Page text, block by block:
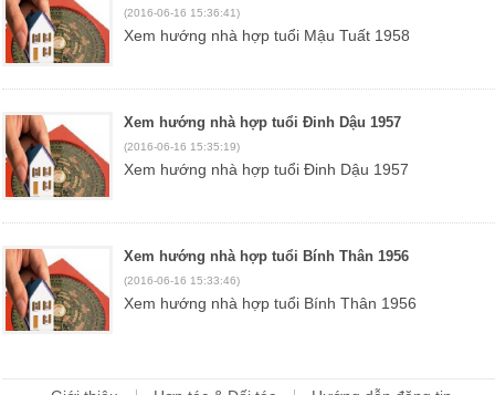
(2016-06-16 15:36:41)
Xem hướng nhà hợp tuổi Mậu Tuất 1958
Xem hướng nhà hợp tuổi Đinh Dậu 1957
(2016-06-16 15:35:19)
Xem hướng nhà hợp tuổi Đinh Dậu 1957
Xem hướng nhà hợp tuổi Bính Thân 1956
(2016-06-16 15:33:46)
Xem hướng nhà hợp tuổi Bính Thân 1956